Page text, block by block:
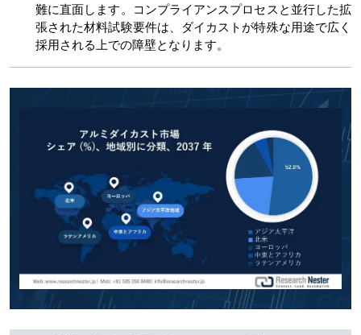
難に直面します。コンプライアンスプロセスと並行した拡
張された材料試験要件は、ダイカストが特殊な用途で広く
採用される上での障壁となります。